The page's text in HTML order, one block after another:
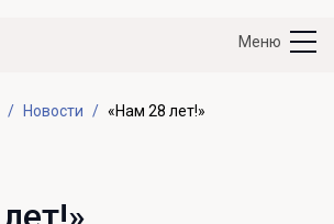
Меню
Новости «Нам 28 лет!»